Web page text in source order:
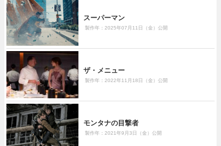
スーパーマン
製作年：2025年07月11日（金）公開
ザ・メニュー
製作年：2022年11月18日（金）公開
モンタナの目撃者
製作年：2021年9月3日（金）公開